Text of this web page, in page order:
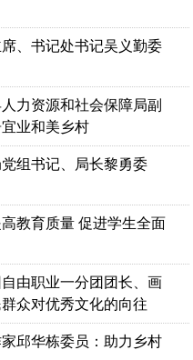
、书记处书记吴义勤委
力资源和社会保障局副
业和美乡村
组书记、局长黎勇委
教育质量 促进学生全面
由职业一分团团长、画
众对优秀文化的向往
邱华栋委员：助力乡村